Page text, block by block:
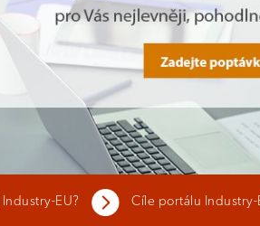
EU? Cíle portálu Industry-